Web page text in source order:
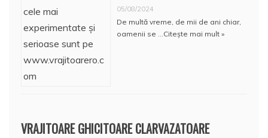
05/08/2024
De multă vreme, de mii de ani chiar,
oamenii se … Citește mai mult »
VRAJITOARE GHICITOARE CLARVAZATOARE